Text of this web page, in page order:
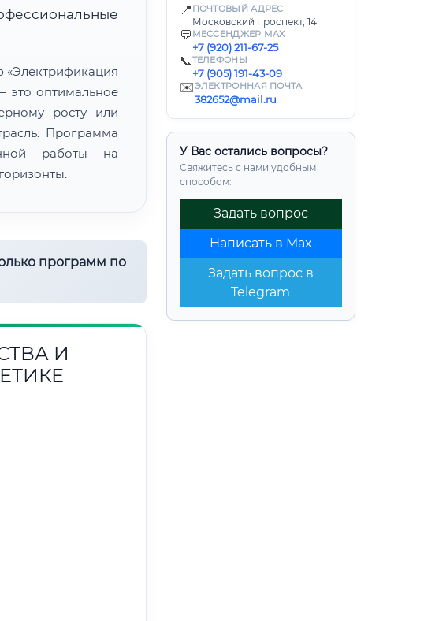
📍 ПОЧТОВЫЙ АДРЕС
Московский проспект, 14
💬 МЕССЕНДЖЕР MAX
+7 (920) 211-67-25
📞ТЕЛЕФОНЫ
+7 (905) 191-43-09
✉️ЭЛЕКТРОННАЯ ПОЧТА
382652@mail.ru
У Вас остались вопросы?
Свяжитесь с нами удобным
способом:
Задать вопрос
Написать в Max
Задать вопрос в
Telegram
«Электрификация
это оптимальное
росту или
Программа
работы на
программ по
И